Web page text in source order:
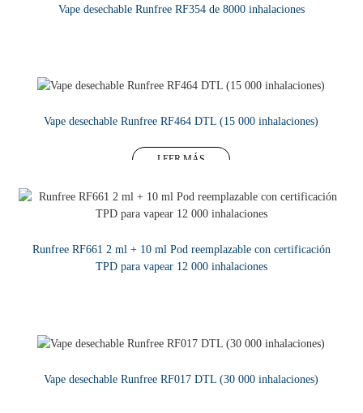
Vape desechable Runfree RF354 de 8000 inhalaciones
Vape desechable Runfree RF464 DTL (15 000 inhalaciones)
LEER MÁS
Runfree RF661 2 ml + 10 ml Pod reemplazable con certificación
TPD para vapear 12 000 inhalaciones
Vape desechable Runfree RF017 DTL (30 000 inhalaciones)